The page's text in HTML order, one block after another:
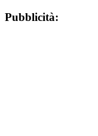
Pubblicità: